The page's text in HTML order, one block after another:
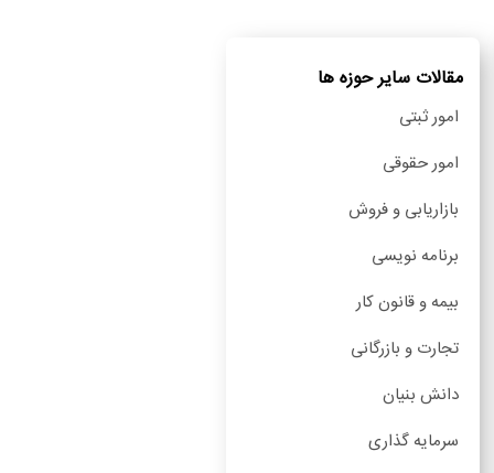
مقالات سایر حوزه ها
امور ثبتی
امور حقوقی
بازاریابی و فروش
برنامه نویسی
بیمه و قانون کار
تجارت و بازرگانی
دانش بنیان
سرمایه گذاری